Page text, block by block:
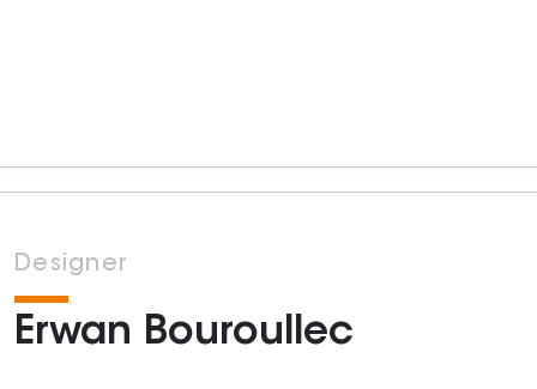
Designer
Erwan Bouroullec